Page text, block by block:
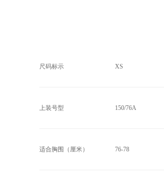
尺码标示 XS
上装号型 150/76A
适合胸围（厘米） 76-78